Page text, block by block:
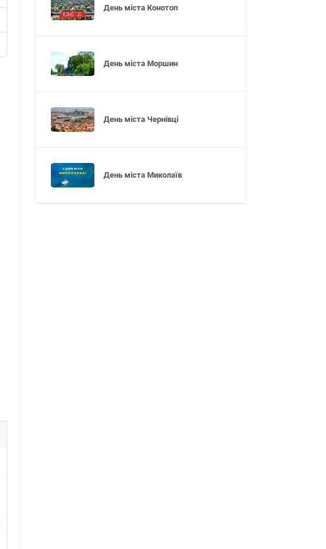
День міста Конотоп
День міста Моршин
День міста Чернівці
День міста Миколаїв